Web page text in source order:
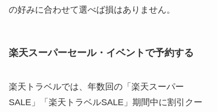
の好みに合わせて選べば損はありません。
楽天スーパーセール・イベントで予約する
楽天トラベルでは、年数回の「楽天スーパー
SALE」「楽天トラベルSALE」期間中に割引クー